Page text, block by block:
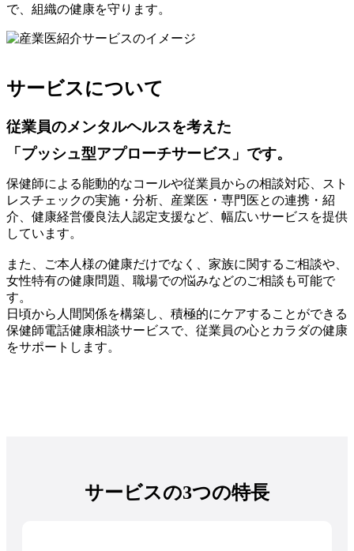
で、組織の健康を守ります。
サービスについて
従業員のメンタルヘルスを考えた
「プッシュ型アプローチサービス」です。
保健師による能動的なコールや従業員からの相談対応、スト
レスチェックの実施・分析、産業医・専門医との連携・紹
介、健康経営優良法人認定支援など、幅広いサービスを提供
しています。
また、ご本人様の健康だけでなく、家族に関するご相談や、
女性特有の健康問題、職場での悩みなどのご相談も可能で
す。
日頃から人間関係を構築し、積極的にケアすることができる
保健師電話健康相談サービスで、従業員の心とカラダの健康
をサポートします。
サービスの3つの特長